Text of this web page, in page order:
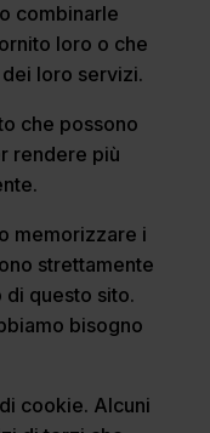
combinarle
loro o che
loro servizi.
che possono
rendere più
memorizzare i
strettamente
questo sito.
bisogno
cookie. Alcuni